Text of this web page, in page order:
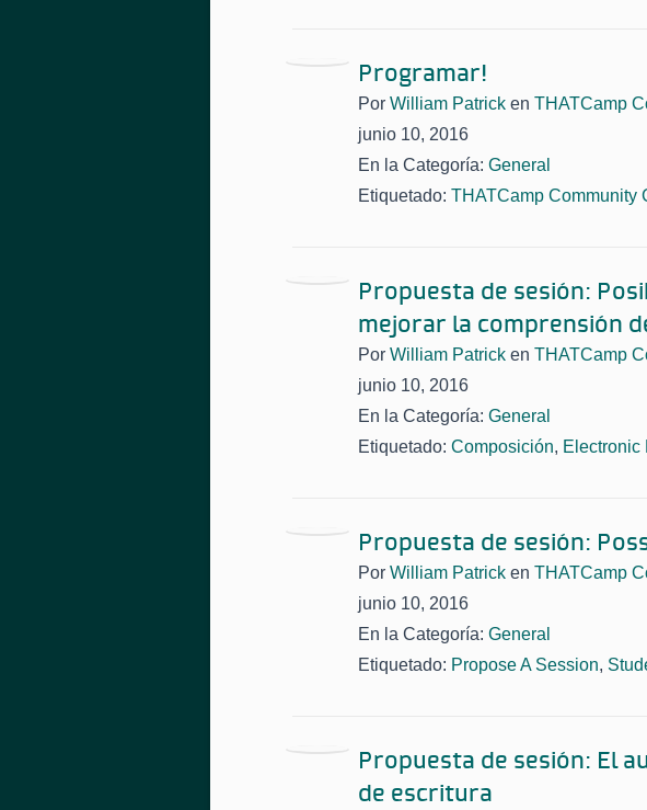
Programar!
Por William Patrick en THATCamp
junio 10, 2016
En la Categoría: General
Etiquetado: THATCamp Community
Propuesta de sesión:
mejorar la comprensión
Por William Patrick en THATCamp
junio 10, 2016
En la Categoría: General
Etiquetado: Composición, Electronic
Propuesta de sesión:
Por William Patrick en THATCamp
junio 10, 2016
En la Categoría: General
Etiquetado: Propose A Session,
Propuesta de sesión: El
de escritura